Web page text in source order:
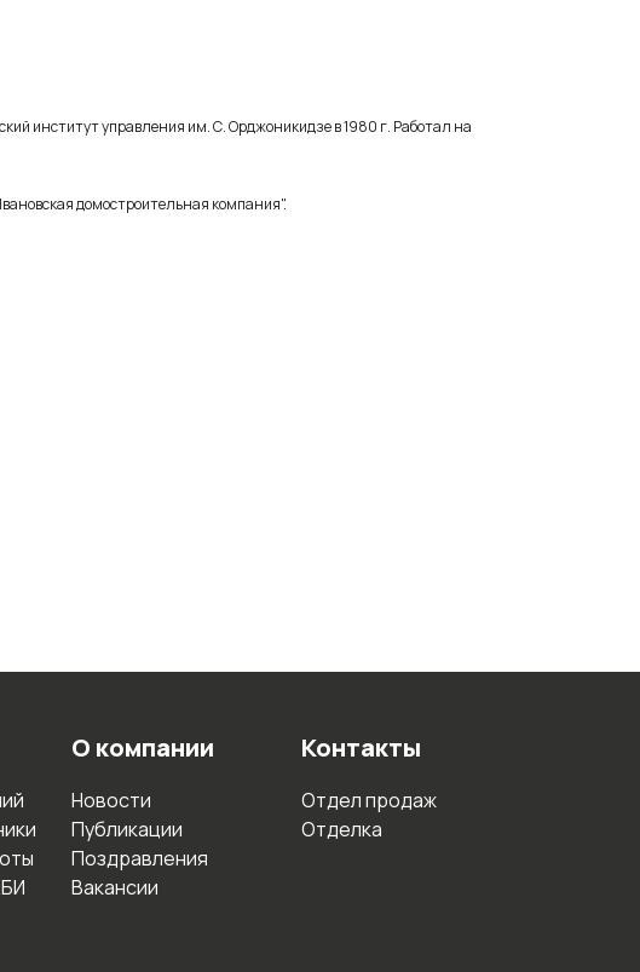
институт управления им. С. Орджоникидзе в 1980 г. Работал на
домостроительная компания".
О компании
Новости
Публикации
Поздравления
Вакансии
Контакты
Отдел продаж
Отделка